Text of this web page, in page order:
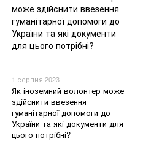
1 серпня 2023
Як іноземний волонтер може
здійснити ввезення
гуманітарної допомоги до
України та які документи для
цього потрібні?